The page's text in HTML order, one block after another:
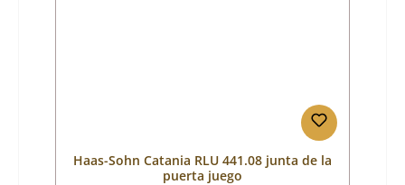
Haas-Sohn Catania RLU 441.08 junta de la
puerta juego